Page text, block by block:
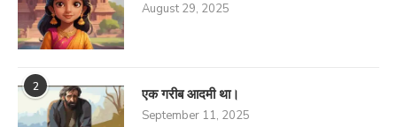
August 29, 2025
2 एक गरीब आदमी था।
September 11, 2025